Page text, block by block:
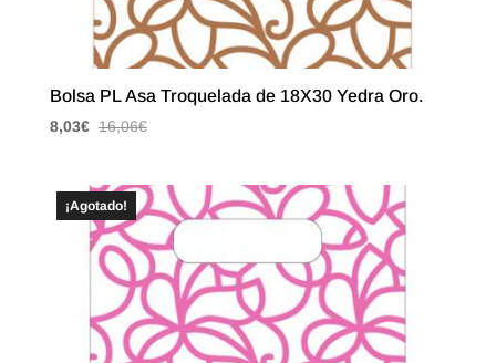
Bolsa PL Asa Troquelada de 18X30 Yedra Oro.
8,03€ 16,06€
¡Agotado!